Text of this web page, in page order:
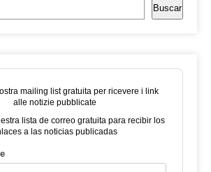
Buscar
mailing list gratuita per ricevere i link
alle notizie pubblicate
lista de correo gratuita para recibir los
a las noticias publicadas